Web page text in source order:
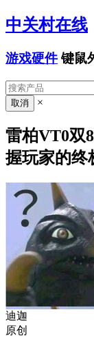
中关村在线
游戏硬件 键鼠
×
雷柏VT0双
握玩家的终
迪迦
原创